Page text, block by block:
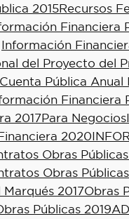
2015Recursos
Financiera
Información
del Proyecto del
Cuenta Pública
Financiera
2017Para Negocios
2020
Obras
Obras
2017Obras
Públicas 2019